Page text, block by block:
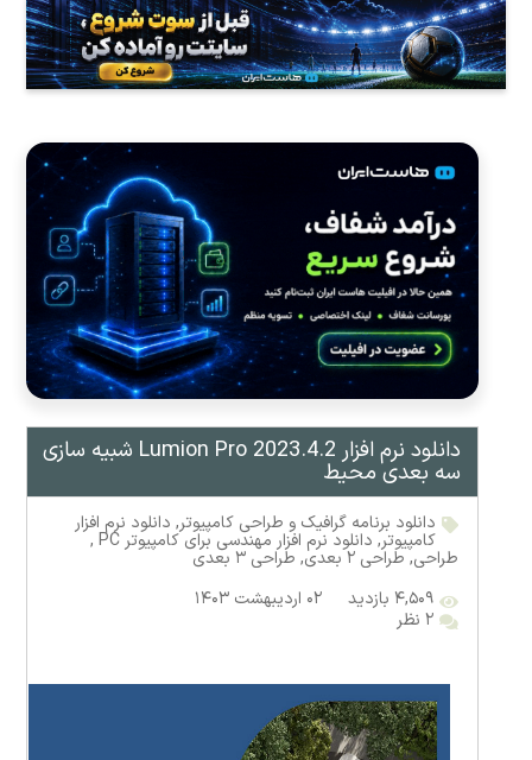
دانلود نرم افزار Lumion Pro 2023.4.2 شبیه سازی
سه بعدی محیط
دانلود برنامه گرافیک و طراحی کامپیوتر, دانلود نرم افزار
کامپیوتر, دانلود نرم افزار مهندسی برای کامپیوتر PC ,
طراحی,طراحی ۲ بعدی , طراحی ۳ بعدی
۴,۵۰۹ بازدید
۰۲ اردیبهشت ۱۴۰۳
۲ نظر